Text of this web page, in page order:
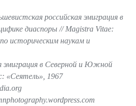
российская эмиграция в
диаспоры // Magistra Vitae:
историческим наукам и
эмиграция в Северной и Южной
«Сеятель», 1967